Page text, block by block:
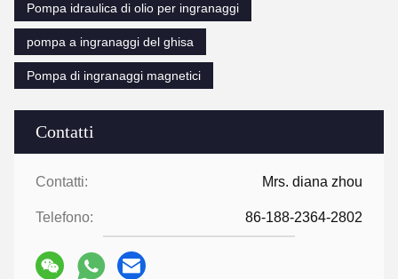
Contatti
Contatti: Mrs. diana zhou
Telefono: 86-188-2364-2802
Pompa idraulica di olio per ingranaggi
pompa a ingranaggi del ghisa
Pompa di ingranaggi magnetici